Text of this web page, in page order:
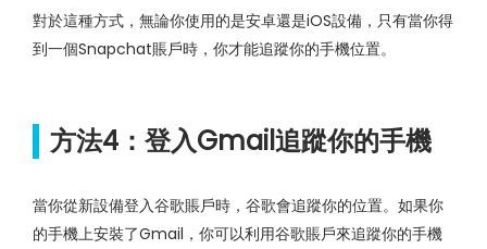
對於這種方式，無論你使用的是安卓還是iOS設備，只有當你得
到一個Snapchat賬戶時，你才能追蹤你的手機位置。
方法4：登入Gmail追蹤你的手機
當你從新設備登入谷歌賬戶時，谷歌會追蹤你的位置。如果你
的手機上安裝了Gmail，你可以利用谷歌賬戶來追蹤你的手機